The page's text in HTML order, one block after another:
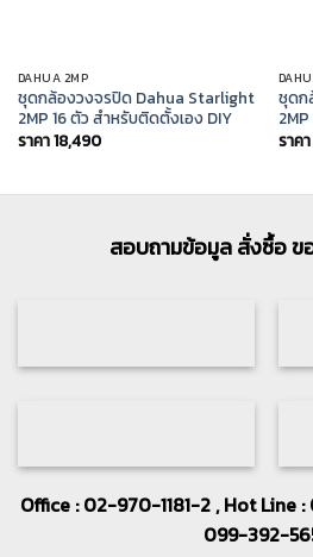
DAHUA 2MP
ชุดกล้องวงจรปิด Dahua Starlight
2MP 16 ตัว สำหรับติดตั้งเอง DIY
ราคา18,490
ชุดก
ราคา
สอบถามข้อมูล สั่งซื้อ ข
Office : 02-970-1181-2 , Hot Line
099-392-